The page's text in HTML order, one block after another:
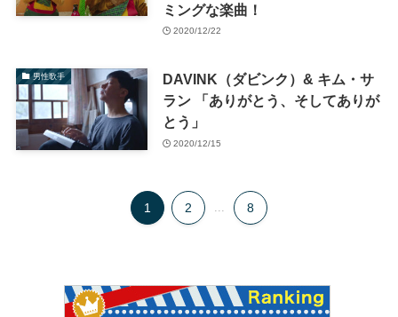
ミングな楽曲！
2020/12/22
男性歌手
DAVINK（ダビンク）& キム・サ
ラン 「ありがとう、そしてありが
とう」
2020/12/15
1 2 8